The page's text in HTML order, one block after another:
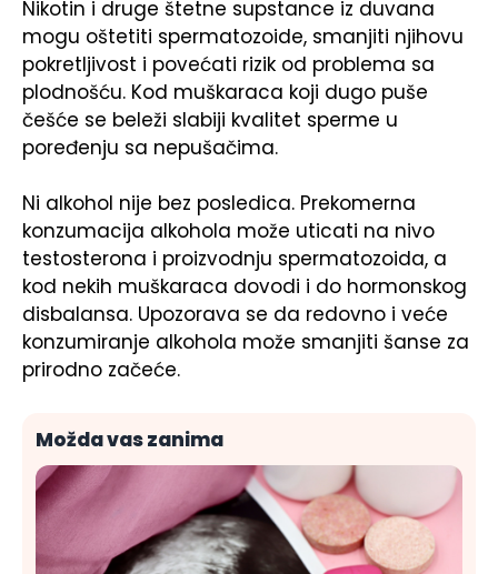
Nikotin i druge štetne supstance iz duvana
mogu oštetiti spermatozoide, smanjiti njihovu
pokretljivost i povećati rizik od problema sa
plodnošću. Kod muškaraca koji dugo puše
češće se beleži slabiji kvalitet sperme u
poređenju sa nepušačima.
Ni alkohol nije bez posledica. Prekomerna
konzumacija alkohola može uticati na nivo
testosterona i proizvodnju spermatozoida, a
kod nekih muškaraca dovodi i do hormonskog
disbalansa. Upozorava se da redovno i veće
konzumiranje alkohola može smanjiti šanse za
prirodno začeće.
Možda vas zanima